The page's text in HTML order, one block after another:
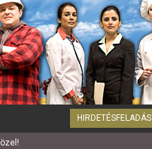
HIRDETÉSFELADÁS